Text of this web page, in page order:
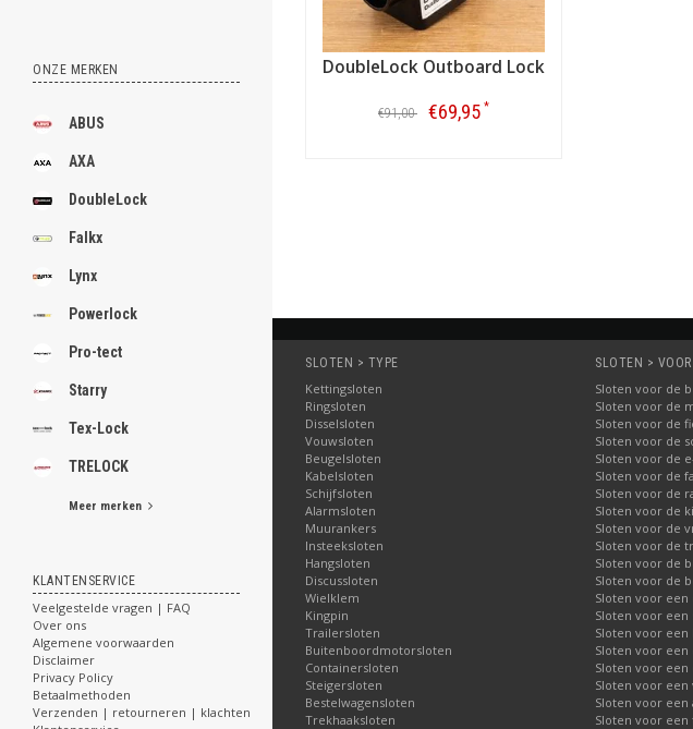
ONZE MERKEN
ABUS
AXA
DoubleLock
Falkx
Lynx
Powerlock
Pro-tect
Starry
Tex-Lock
TRELOCK
Meer merken
KLANTENSERVICE
Veelgestelde vragen | FAQ
Over ons
Algemene voorwaarden
Disclaimer
Privacy Policy
Betaalmethoden
Verzenden | retourneren | klachten
DoubleLock Outboard Lock
€91,00 €69,95 *
SLOTEN > TYPE
Kettingsloten
Ringsloten
Disselsloten
Vouwsloten
Beugelsloten
Kabelsloten
Schijfsloten
Alarmsloten
Muurankers
Insteeksloten
Hangsloten
Discussloten
Wielklem
Kingpin
Trailersloten
Buitenboordmotorsloten
Containersloten
Steigersloten
Bestelwagensloten
Trekhaaksloten
SLOTEN > VOOR
Sloten voor de
Sloten voor de
Sloten voor de
Sloten voor de
Sloten voor de
Sloten voor de
Sloten voor de
Sloten voor de
Sloten voor de
Sloten voor de
Sloten voor de
Sloten voor de
Sloten voor
Sloten voor een
Sloten voor een
Sloten voor een
Sloten voor een
Sloten voor
Sloten voor een
Sloten voor een